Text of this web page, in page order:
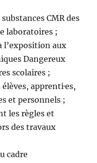
CMR des
laboratoires ;
l’exposition aux
Dangereux
scolaires ;
apprenti·es,
et personnels ;
les règles et
des travaux
cadre